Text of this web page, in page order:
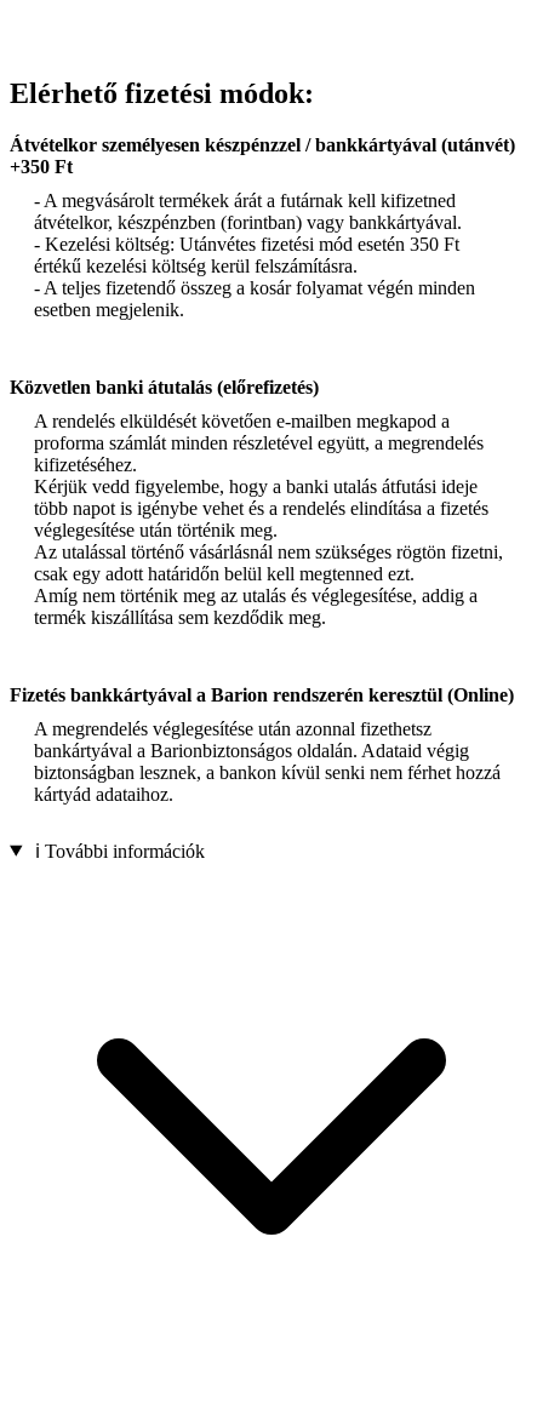
Elérhető fizetési módok:
Átvételkor személyesen készpénzzel / bankkártyával (utánvét)
+350 Ft
- A megvásárolt termékek árát a futárnak kell kifizetned
átvételkor, készpénzben (forintban) vagy bankkártyával.
- Kezelési költség: Utánvétes fizetési mód esetén 350 Ft
értékű kezelési költség kerül felszámításra.
- A teljes fizetendő összeg a kosár folyamat végén minden
esetben megjelenik.
Közvetlen banki átutalás (előrefizetés)
A rendelés elküldését követően e-mailben megkapod a
proforma számlát minden részletével együtt, a megrendelés
kifizetéséhez.
Kérjük vedd figyelembe, hogy a banki utalás átfutási ideje
több napot is igénybe vehet és a rendelés elindítása a fizetés
véglegesítése után történik meg.
Az utalással történő vásárlásnál nem szükséges rögtön fizetni,
csak egy adott határidőn belül kell megtenned ezt.
Amíg nem történik meg az utalás és véglegesítése, addig a
termék kiszállítása sem kezdődik meg.
Fizetés bankkártyával a Barion rendszerén keresztül (Online)
A megrendelés véglegesítése után azonnal fizethetsz
bankártyával a Barionbiztonságos oldalán. Adataid végig
biztonságban lesznek, a bankon kívül senki nem férhet hozzá
kártyád adataihoz.
ℹ️ További információk